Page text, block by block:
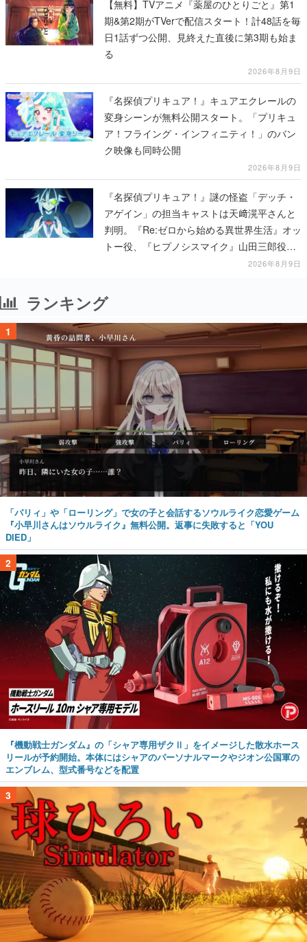
【無料】TVアニメ『薬屋のひとりごと』第1
期&第2期がTVerで配信スタート！計48話を毎
日1話ずつ公開、見終えた直後に第3期も始ま
る
2026年8月9日
『名探偵プリキュア！』キュアエクレールの
変身シーンが無料公開スタート。「プリキュ
ア！フライング・インフィニティ！」のバン
ク映像も同時公開
2026年8月9日
『名探偵プリキュア！』謎の怪盗「デッチ・
アゲイン」の担当キャストは天﨑滉平さんと
判明。『Re:ゼロから始める異世界生活』オッ
トー役、『ヒプノシスマイク』山田三郎役な
2026年8月9日
ランキング
1
「パリィ」や「ローリング」で女の子と会話するソウルライク恋愛ゲーム
『小早川さんはソウルライク』無料公開。返事に失敗すると「YOU
DIED」
2
『機動戦士ガンダム』の「シャア専用ザクⅡ」をイメージした散水ホース
リールが予約開始。本体にはシャアのパーソナルマークやジオン公国軍の
エンブレム、型式番号などを配置
3